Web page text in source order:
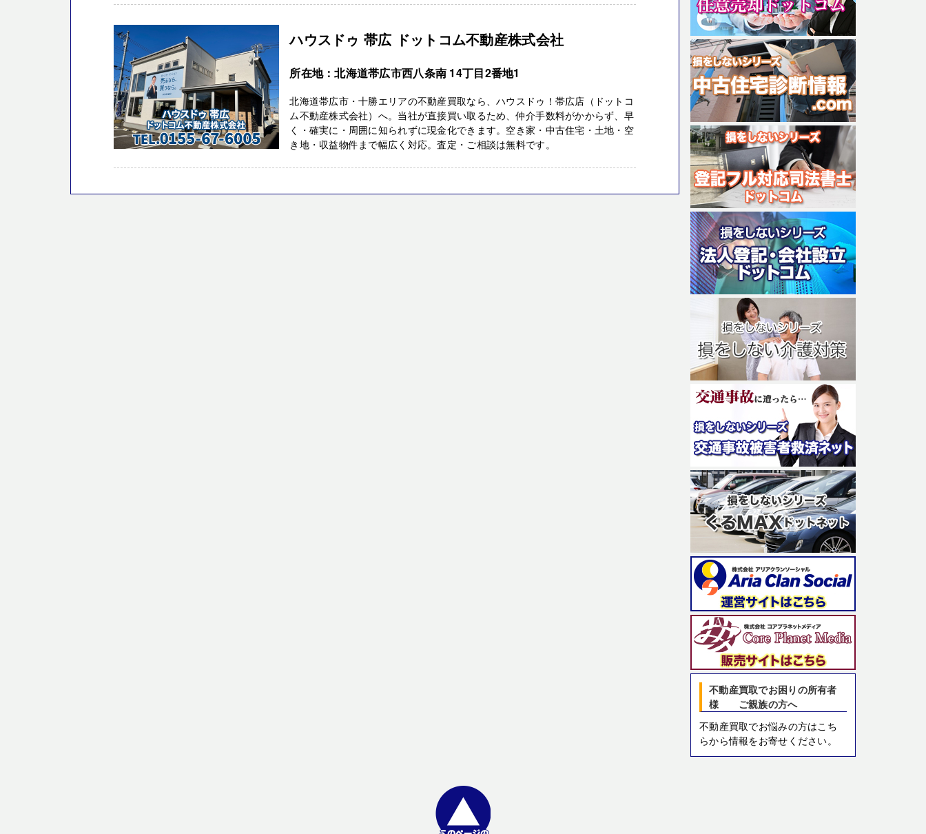
ハウスドゥ 帯広 ドットコム不動産株式会社
所在地：北海道帯広市西八条南 14丁目2番地1
北海道帯広市・十勝エリアの不動産買取なら、ハウスドゥ！帯広店（ドットコ
ム不動産株式会社）へ。当社が直接買い取るため、仲介手数料がかからず、早
く・確実に・周囲に知られずに現金化できます。空き家・中古住宅・土地・空
き地・収益物件まで幅広く対応。査定・ご相談は無料です。
不動産買取でお困りの所有者
様 ご親族の方へ
不動産買取でお悩みの方はこち
らから情報をお寄せください。